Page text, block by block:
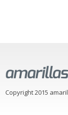
Copyright 2015